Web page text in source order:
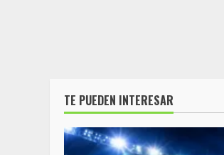
TE PUEDEN INTERESAR